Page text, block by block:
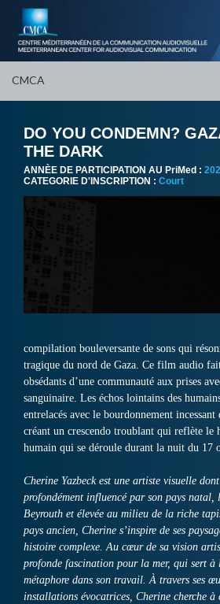
CMCA
DO YOU CONDEMN?
THE DARK
ANNÈE DE PARTICIPATION AU PriMed :
CATEGORIE D'INSCRIPTION : Court
compilation bouleversante de sons qui
tragique du nord de Gaza. Ce film audio
obsédants d’une communauté aux prises
sanguinaire. Les échos lointains des
entrelacés avec le bourdonnement incessant
créant un crescendo troublant qui reflète le
humain qui se déroule durant la nuit du 17
Cherine Yazbeck est une artiste visuelle
profondément influencé par son pays natal,
Beyrouth et élevée au milieu de la riche
pays ancien, Cherine s’inspire de ses
histoire complexe. Au cœur de sa vision
profonde fascination pour la mer, qui sert à
métaphore dans son travail. À travers ses
installations évocatrices, Cherine cherche